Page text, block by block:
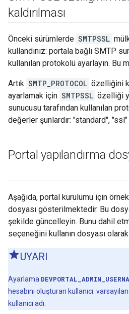
kaldırılması
Önceki sürümlerde SMTPSSL
kullandınız: portala bağlı SMTP
kullanılan protokolü ayarlayın. Bu
Artık SMTP_PROTOCOL özelliğini
ayarlamak için SMTPSSL özelliği
sunucusu tarafından kullanılan
değerler şunlardır: "standard",
Portal yapılandırma
Aşağıda, portal kurulumu için
dosyası gösterilmektedir. Bu
şekilde güncelleyin. Bunu dahil
seçeneğini kullanın dosyası
UYARI
Ayarlama
hesabını oluşturan kullanıcı:
kullanıcı adı.